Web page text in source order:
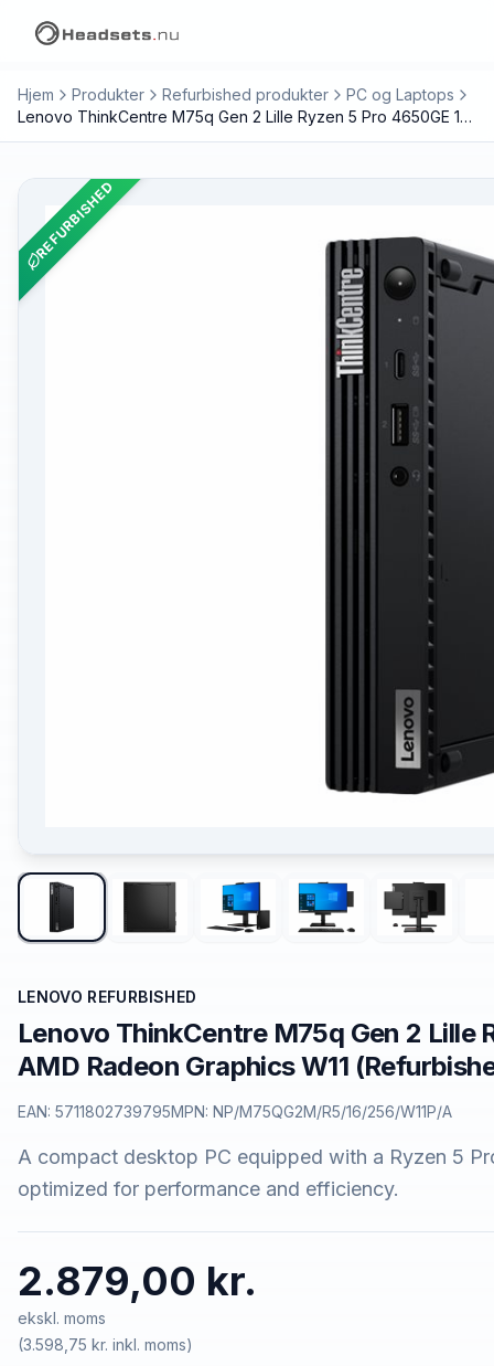
Hjem Produkter Refurbished produkter
PC og Laptops
Lenovo ThinkCentre M75q Gen 2 Lille Ryzen 5 Pro 4650GE 16GB 256GB AMD Radeon Graphics W11 (Refurbished)
REFURBISHED
LENOVO REFURBISHED
Lenovo ThinkCentre M75q Gen 2 Lille
AMD Radeon Graphics W11
EAN: 5711802739795MPN: NP/M75QG2M/R5/16/256/W11P/A
A compact desktop PC equipped with a Ryzen 5
optimized for performance and efficiency.
2.879,00 kr.
ekskl. moms
(3.598,75 kr. inkl. moms)